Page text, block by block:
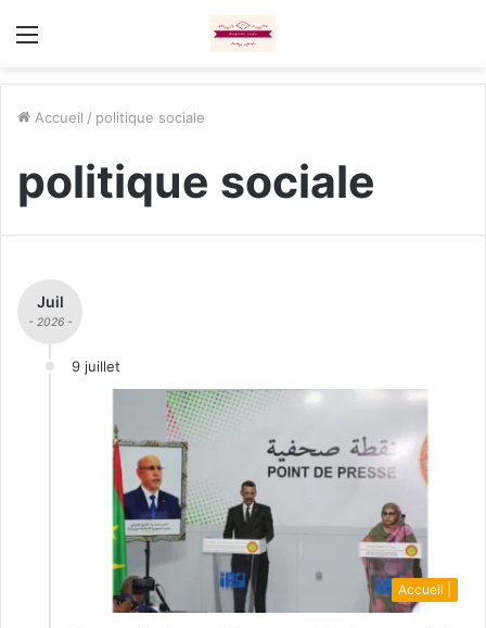
Menu
Accueil / politique sociale
politique sociale
Juil
- 2026 -
9 juillet
Accueil |